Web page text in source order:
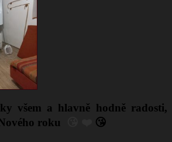
všem a hlavně hodně radosti,
roku
😘